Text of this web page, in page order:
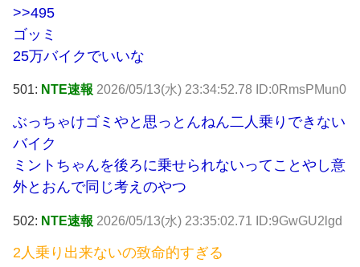
>>495
ゴッミ
25万バイクでいいな
501: NTE速報 2026/05/13(水) 23:34:52.78 ID:0RmsPMun0
ぶっちゃけゴミやと思っとんねん二人乗りできない
バイク
ミントちゃんを後ろに乗せられないってことやし意
外とおんで同じ考えのやつ
502: NTE速報 2026/05/13(水) 23:35:02.71 ID:9GwGU2lgd
2人乗り出来ないの致命的すぎる